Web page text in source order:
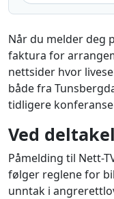
Når du melder deg
faktura for
nettsider hvor
både fra
tidligere
Ved
Påmelding til Nett-
følger reglene for
unntak i